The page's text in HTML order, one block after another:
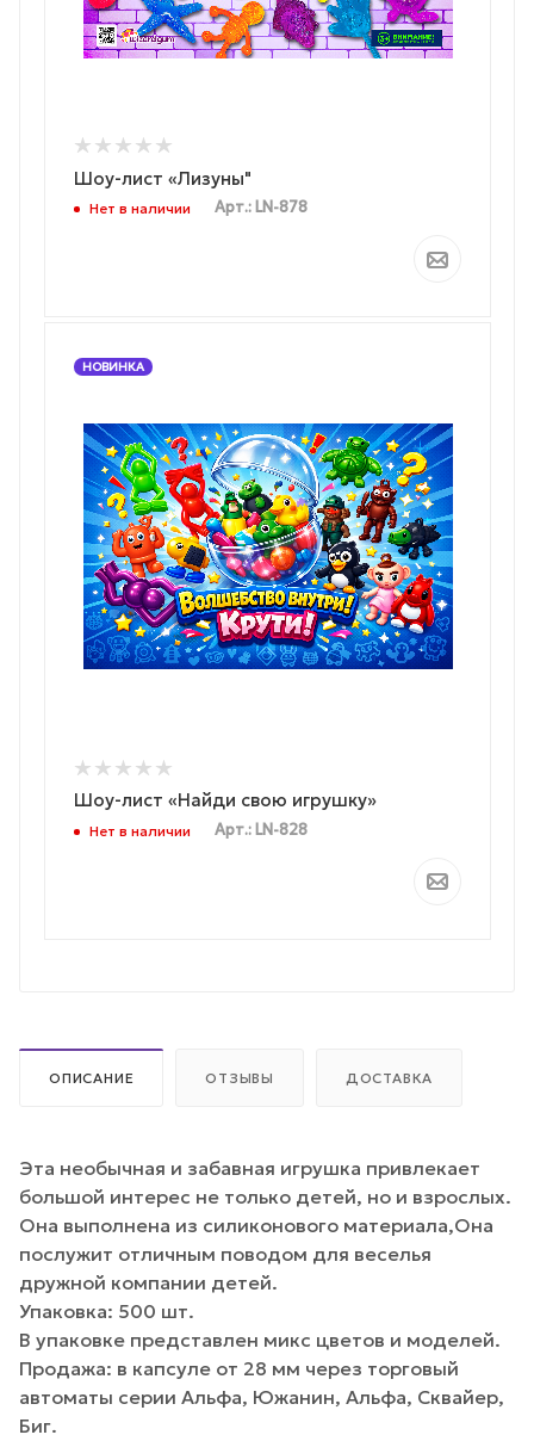
Шоу-лист «Лизуны"
Нет в наличии Арт.: LN-878
НОВИНКА
Шоу-лист «Найди свою игрушку»
Нет в наличии Арт.: LN-828
ОПИСАНИЕ ОТЗЫВЫ ДОСТАВКА
Эта необычная и забавная игрушка привлекает
большой интерес не только детей, но и взрослых.
Она выполнена из силиконового материала,Она
послужит отличным поводом для веселья
дружной компании детей.
Упаковка: 500 шт.
В упаковке представлен микс цветов и моделей.
Продажа: в капсуле от 28 мм через торговый
автоматы серии Альфа, Южанин, Альфа, Сквайер,
Биг.